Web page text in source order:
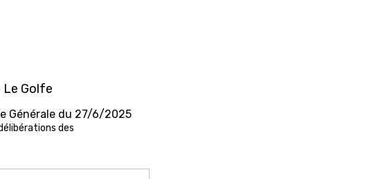
Le Golfe
Générale du 27/6/2025
des